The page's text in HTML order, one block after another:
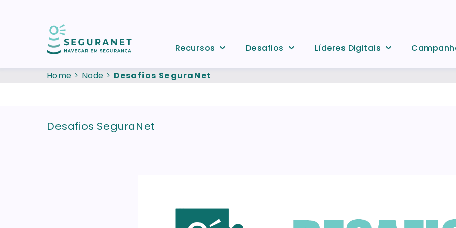
Recursos Desafios Líderes Digitais
Home Node Desafios SeguraNet
Desafios SeguraNet